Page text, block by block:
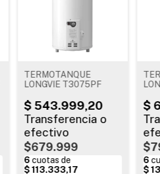
TERMOTANQUE
LONGVIE T3075PF
$679.999